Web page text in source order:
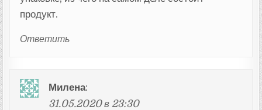
продукт.
Ответить
Милена:
31.05.2020 в 23:30